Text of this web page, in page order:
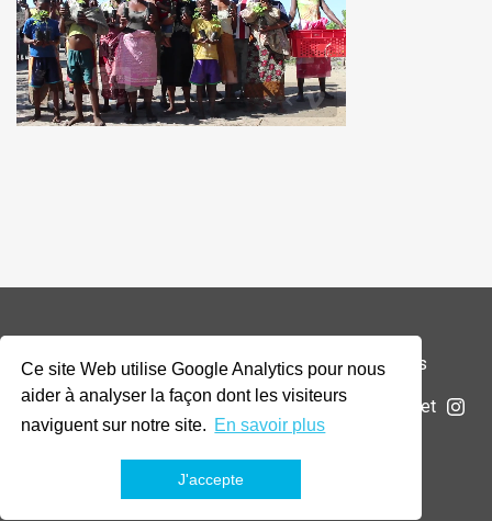
Ce site Web utilise Google Analytics pour nous
aider à analyser la façon dont les visiteurs
naviguent sur notre site. En savoir plus
J'accepte
© 2026 Addax & Oryx Foundation —Mentions légales
La Fondation Projets Actualités Soumettre un projet